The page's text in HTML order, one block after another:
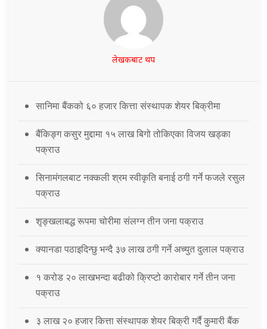
लेखकबाट थप
सानिमा बैंकको ६० हजार कित्ता संस्थापक शेयर बिक्रीमा
बैंकिङ्ग कसुर मुद्दामा १५ लाख बिगो तोकिएका विजय खड्का
पक्राउ
सिनामंगलबाट नक्कली श्रम स्वीकृति बनाई ठगी गर्ने फजले रसुल
पक्राउ
शृङ्खलाबद्ध रूपमा चोरीमा संलग्न तीन जना पक्राउ
क्यानडा पठाइदिन्छु भन्दै ३७ लाख ठगी गर्ने अच्युत दुलाल पक्राउ
१ करोड २० लाखभन्दा बढीको क्रिप्टो कारोबार गर्ने तीन जना
पक्राउ
३ लाख २० हजार कित्ता संस्थापक शेयर बिक्री गर्दै कुमारी बैंक